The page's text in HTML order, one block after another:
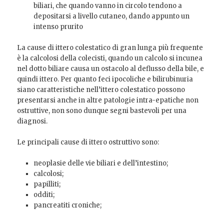
biliari, che quando vanno in circolo tendono a
depositarsi a livello cutaneo, dando appunto un
intenso prurito
La cause di ittero colestatico di gran lunga più frequente
è la calcolosi della colecisti, quando un calcolo si incunea
nel dotto biliare causa un ostacolo al deflusso della bile, e
quindi ittero. Per quanto feci ipocoliche e bilirubinuria
siano caratteristiche nell’ittero colestatico possono
presentarsi anche in altre patologie intra-epatiche non
ostruttive, non sono dunque segni bastevoli per una
diagnosi.
Le principali cause di ittero ostruttivo sono:
neoplasie delle vie biliari e dell’intestino;
calcolosi;
papilliti;
odditi;
pancreatiti croniche;